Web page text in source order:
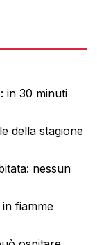
in 30 minuti
della stagione
nessun
fiamme